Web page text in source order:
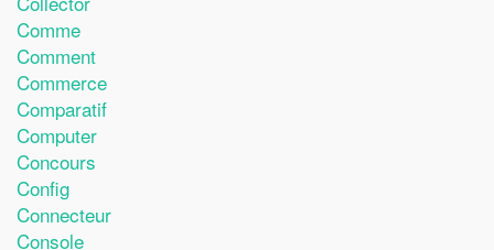
Comme
Comment
Commerce
Comparatif
Computer
Concours
Config
Connecteur
Console